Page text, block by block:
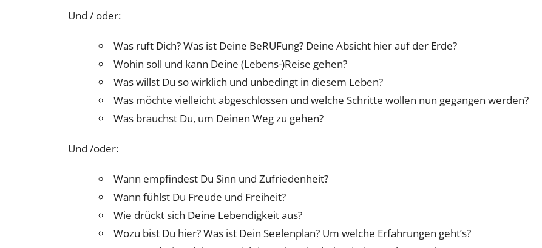
Und / oder:
Was ruft Dich? Was ist Deine BeRUFung? Deine Absicht hier auf der Erde?
Wohin soll und kann Deine (Lebens-)Reise gehen?
Was willst Du so wirklich und unbedingt in diesem Leben?
Was möchte vielleicht abgeschlossen und welche Schritte wollen nun gegangen werden?
Was brauchst Du, um Deinen Weg zu gehen?
Und /oder:
Wann empfindest Du Sinn und Zufriedenheit?
Wann fühlst Du Freude und Freiheit?
Wie drückt sich Deine Lebendigkeit aus?
Wozu bist Du hier? Was ist Dein Seelenplan? Um welche Erfahrungen geht’s?